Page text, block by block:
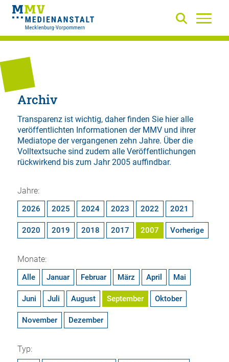
Archiv
Transparenz ist wichtig, daher finden Sie hier alle
veröffentlichten Informationen der MMV und ihrer
Mediatope der vergangenen zehn Jahre. Über die
Volltextsuchesind zudem alle Veröffentlichungen
rückwirkend bis zum Jahr 2005 auffindbar.
Jahre:
2026 2025 2024 2023 2022 2021
2020 2019 2018 2017 2007 Vorherige
Monate:
Alle Januar Februar März April Mai
Juni Juli August September Oktober
November Dezember
Typ: